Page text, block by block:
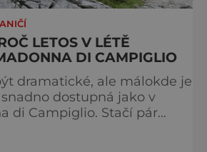
LETOS V LÉTĚ
DI CAMPIGLIO
dramatické, ale málokde je
dostupná jako v
di Campiglio. Stačí pár
jezery a nekonečnými